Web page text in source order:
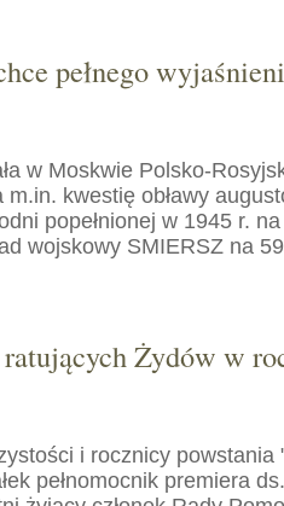
pełnego
w Moskwie Polsko-
m.in. kwestię obławy
popełnionej w 1945 r.
wojskowy SMIERSZ na
Żydów w
i rocznicy powstania
pełnomocnik premiera